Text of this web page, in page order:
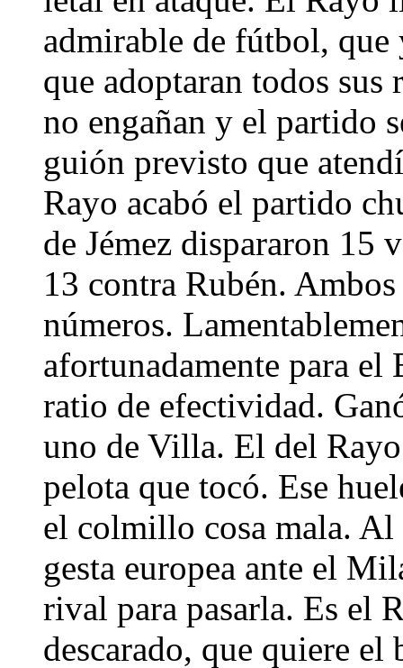
admirable de fútbol, que
que adoptaran todos sus
no engañan y el partido
guión previsto que
Rayo acabó el partido
de Jémez dispararon 15
13 contra Rubén.
números.
afortunadamente para
ratio de efectividad.
uno de Villa. El del
pelota que tocó. Ese
el colmillo cosa mala. Al
gesta europea ante el
rival para pasarla. Es el
descarado, que quiere